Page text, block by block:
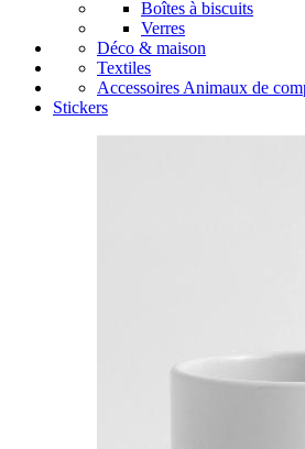
Boîtes à biscuits
Verres
Déco & maison
Textiles
Accessoires Animaux de
Stickers